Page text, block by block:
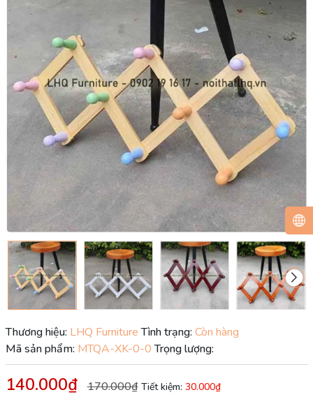
Thương hiệu: LHQ FurnitureTình trạng: Còn hàng
Mã sản phẩm: MTQA-XK-0-0 Trọng lượng:
140.000₫ 170.000₫ Tiết kiệm: 30.000₫